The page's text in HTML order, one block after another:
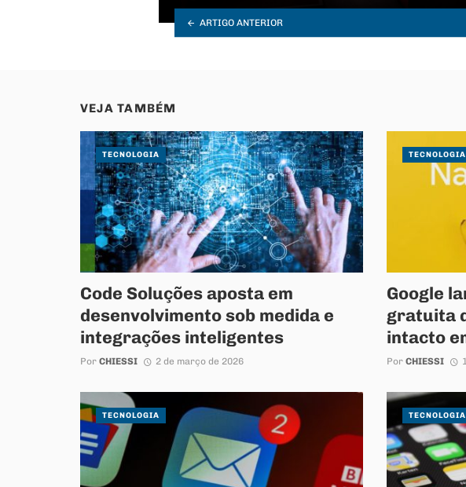
ARTIGO ANTERIOR
VEJA TAMBÉM
Code Soluções aposta em
desenvolvimento sob medida e
integrações inteligentes
Por CHIESSI 2 de março de 2026
TECNOLOGIA
Google
gratuita
intacto
Por CHIESSI
TECNOLOGIA
TECNOLOGIA TECNOLOGIA